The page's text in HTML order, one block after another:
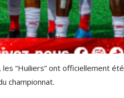
les “Huiliers” ont officiellement été
championnat.